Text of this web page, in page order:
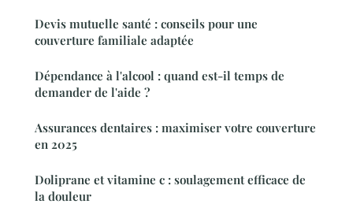
Devis mutuelle santé : conseils pour une
couverture familiale adaptée
Dépendance à l'alcool : quand est-il temps de
demander de l'aide ?
Assurances dentaires : maximiser votre couverture
en 2025
Doliprane et vitamine c : soulagement efficace de
la douleur